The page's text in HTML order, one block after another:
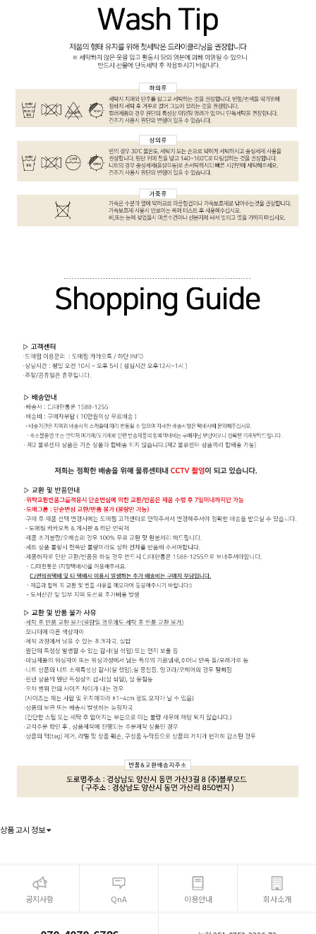
상품 고시 정보
공지사항 QnA 이용안내 회사소개